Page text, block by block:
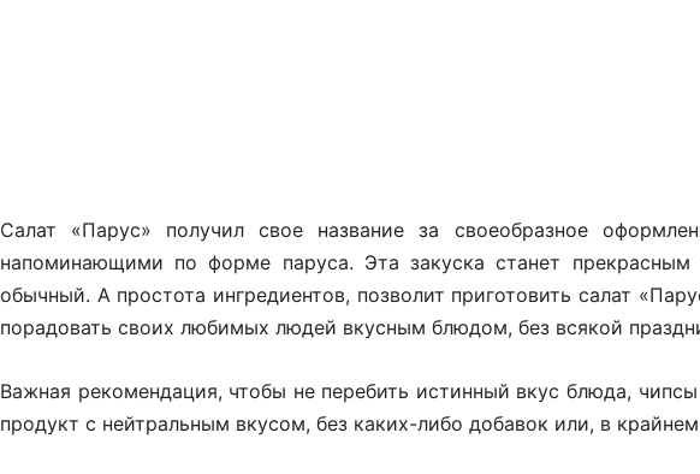
Салат «Парус» получил свое название за своеобразное
напоминающими по форме паруса. Эта закуска станет
обычный. А простота ингредиентов, позволит приготовить салат
порадовать своих любимых людей вкусным блюдом, без всякой
Важная рекомендация, чтобы не перебить истинный вкус блюда,
продукт с нейтральным вкусом, без каких-либо добавок или, в